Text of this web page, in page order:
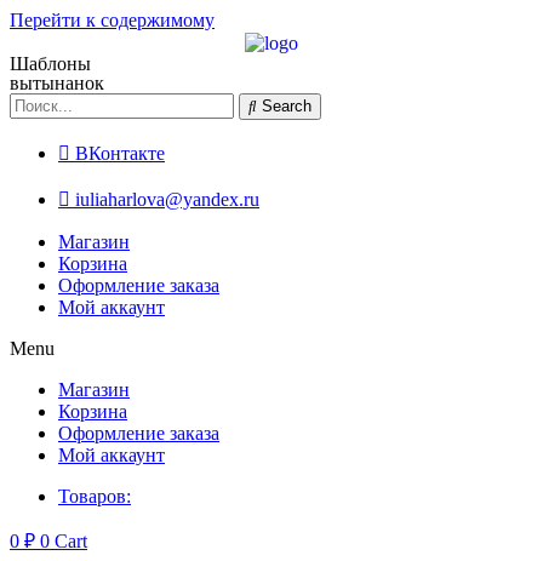
Перейти к содержимому
Шаблоны
вытынанок
Search
ВКонтакте
iuliaharlova@yandex.ru
Магазин
Корзина
Оформление заказа
Мой аккаунт
Menu
Магазин
Корзина
Оформление заказа
Мой аккаунт
Товаров:
0 ₽ 0 Cart